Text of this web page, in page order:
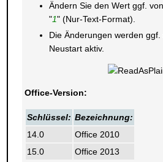
Ändern Sie den Wert ggf.
"1" (Nur-Text-Format).
Die Änderungen werden
Neustart aktiv.
Office-Version:
Schlüssel: Bezeichnung:
14.0
Office 2010
15.0
Office 2013